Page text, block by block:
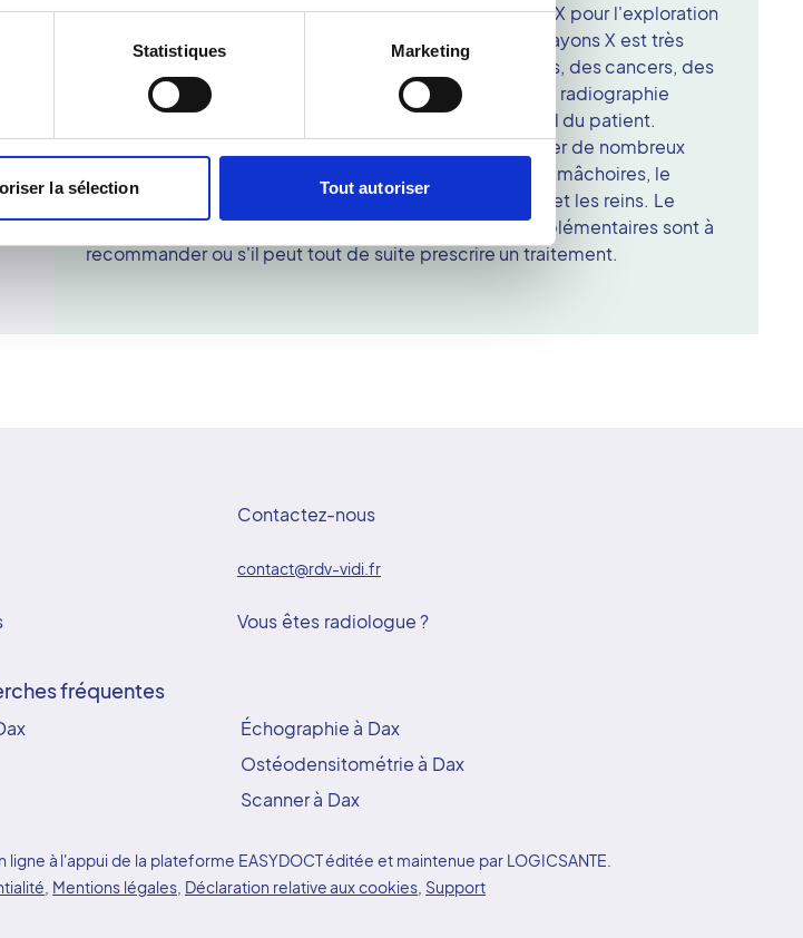
Statistiques Marketing
la sélection Tout autoriser
La radiographie est une technique qui utilise les rayons X pour l'exploration
d'une ou de plusieurs parties du corps. L'imagerie par rayons X est très
utilisée pour diagnostiquer des fractures, des infections, des cancers, des
malformations, des kystes et toute autre pathologie. La radiographie
occupe une place importante dans le parcours médical du patient.
L'examen est indolore et peu invasif. Il permet d'explorer de nombreux
organes et structures comme la colonne vertébrale, les mâchoires, le
bassin, les sinus, les articulations, les poumons, l'utérus et les reins. Le
médecin peut par la suite décider si des examens supplémentaires sont à
recommander ou s'il peut tout de suite prescrire un traitement.
Contactez-nous
contact@rdv-vidi.fr
Vous êtes radiologue ?
fréquentes
Échographie à Dax
Ostéodensitométrie à Dax
Scanner à Dax
à l'appui de la plateforme EASYDOCT éditée et maintenue par LOGICSANTE.
Mentions légales Déclaration relative aux cookies Support